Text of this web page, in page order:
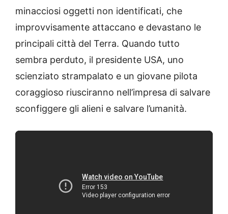
minacciosi oggetti non identificati, che
improvvisamente attaccano e devastano le
principali città del Terra. Quando tutto
sembra perduto, il presidente USA, uno
scienziato strampalato e un giovane pilota
coraggioso riusciranno nell’impresa di salvare
sconfiggere gli alieni e salvare l’umanità.